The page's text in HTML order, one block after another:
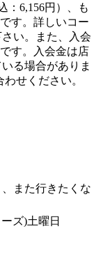
：6,156円）、も
す。詳しいコー
い。また、入会
す。入会金は店
る場合がありま
せください。
また行きたくな
ーズ)土曜日